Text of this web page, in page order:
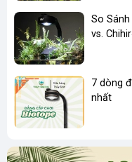
So
vs.
7 dòng
nhất